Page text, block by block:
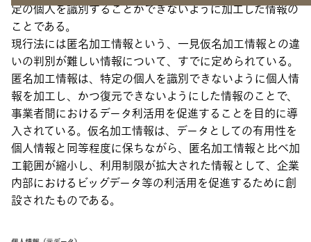
定の個人を識別することができないように加工した情報の
ことである。
現行法には匿名加工情報という、一見仮名加工情報との違
いの判別が難しい情報について、すでに定められている。
匿名加工情報は、特定の個人を識別できないように個人情
報を加工し、かつ復元できないようにした情報のことで、
事業者間におけるデータ利活用を促進することを目的に導
入されている。仮名加工情報は、データとしての有用性を
個人情報と同等程度に保ちながら、匿名加工情報と比べ加
工範囲が縮小し、利用制限が拡大された情報として、企業
内部におけるビッグデータ等の利活用を促進するために創
設されたものである。